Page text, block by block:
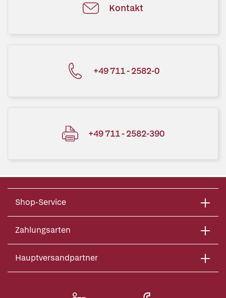
Kontakt
+49 711 - 2582-0
+49 711 - 2582-390
Shop-Service
Zahlungsarten
Hauptversandpartner